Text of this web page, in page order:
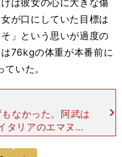
は彼女の心に大きな傷
が口にしていた目標は
」という思いが過度の
76kgの体重が本番前に
いた。
なかった。阿武は
タリアのエマヌエ
められず、指導１
ったのだ。 それで